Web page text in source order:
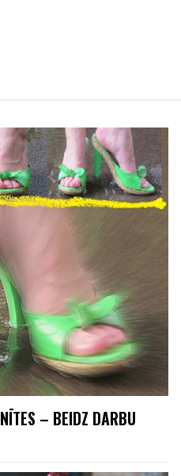
– BEIDZ DARBU